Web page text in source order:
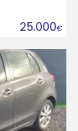
25.000€